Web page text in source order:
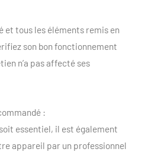
et tous les éléments remis en
son bon fonctionnement
n’a pas affecté ses
:
essentiel, il est également
appareil par un professionnel